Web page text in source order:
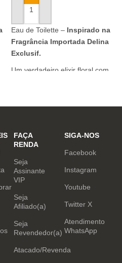
ADICIONAR AO CARRINHO
Eau de Toilette – Inspirado na
Fragrância Importada Delina
Exclusif.
Um verdadeiro elixir floral com
FAÇA
RENDA
Seja
Assinante
VIP
Seja
Afiliado(a)
Seja
Revendedor(a)
Atacado/Revenda
SIGA-NOS
Facebook
Instagram
Youtube
Twitter X
Atendimento
WhatsApp